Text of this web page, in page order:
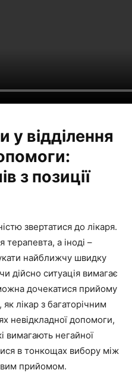
у відділення
з позиції
звертатися до лікаря.
терапевта, а іноді –
найближчу швидку
дійсно ситуація вимагає
дочекатися прийому
як лікар з багаторічним
невідкладної допомоги,
вимагають негайної
в тонкощах вибору між
прийомом.